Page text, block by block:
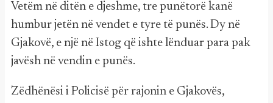
Vetëm në ditën e djeshme, tre punëtorë kanë
humbur jetën në vendet e tyre të punës. Dy në
Gjakovë, e një në Istog që ishte lënduar para pak
javësh në vendin e punës.
Zëdhënësi i Policisë për rajonin e Gjakovës,